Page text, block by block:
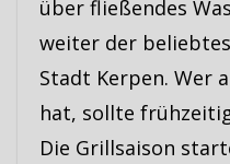
über fließendes
weiter der
Stadt Kerpen. Wer
hat, sollte
Die Grillsaison